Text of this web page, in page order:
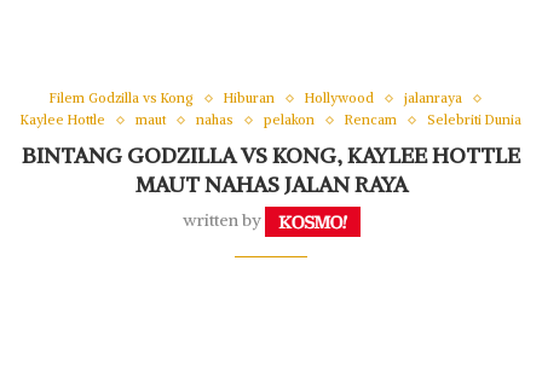
Filem Godzilla vs Kong Hiburan Hollywood
jalanraya
Kaylee Hottle
maut nahas pelakon Rencam Selebriti Dunia
BINTANG GODZILLA VS KONG, KAYLEE HOTTLE
MAUT NAHAS JALAN RAYA
written by